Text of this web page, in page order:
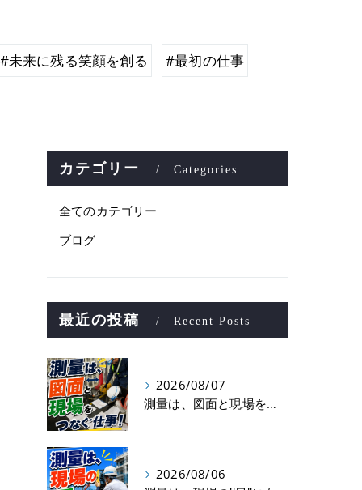
#未来に残る笑顔を創る
#最初の仕事
カテゴリー Categories
全てのカテゴリー
ブログ
最近の投稿 Recent Posts
2026/08/07
測量は、図面と現場をつなぐ仕事！
2026/08/06